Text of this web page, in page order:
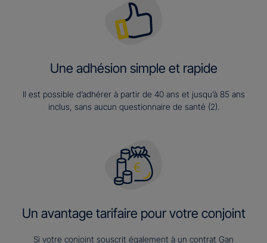
Une adhésion simple et rapide
Il est possible d’adhérer à partir de 40 ans et jusqu’à 85 ans
inclus, sans aucun questionnaire de santé (2).
Un avantage tarifaire pour votre conjoint
Si votre conjoint souscrit également à un contrat Gan